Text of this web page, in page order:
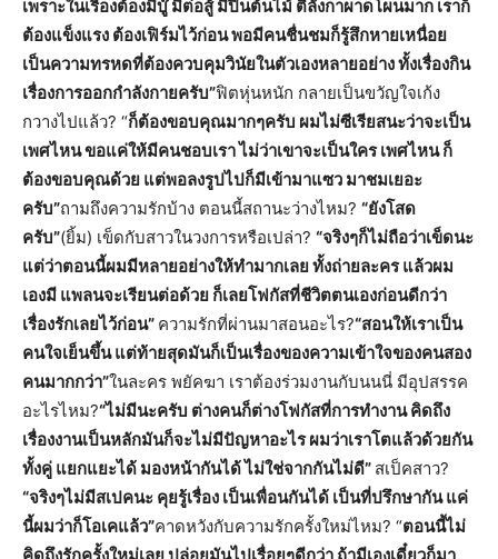
เพราะในเรื่องต้องมีบู๊ มีต่อสู้ มีปีนต้นไม้ ตีลังกาผาดโผนมาก เราก็
ต้องแข็งแรง ต้องเฟิร์มไว้ก่อน พอมีคนชื่นชมก็รู้สึกหายเหนื่อย
เป็นความทรหดที่ต้องควบคุมวินัยในตัวเองหลายอย่าง ทั้งเรื่องกิน
เรื่องการออกกำลังกายครับ”ฟิตหุ่นหนัก กลายเป็นขวัญใจเก้ง
กวางไปแล้ว? “ก็ต้องขอบคุณมากๆครับ ผมไม่ซีเรียสนะว่าจะเป็น
เพศไหน ขอแค่ให้มีคนชอบเรา ไม่ว่าเขาจะเป็นใคร เพศไหน ก็
ต้องขอบคุณด้วย แต่พอลงรูปไปก็มีเข้ามาแซว มาชมเยอะ
ครับ”ถามถึงความรักบ้าง ตอนนี้สถานะว่างไหม? “ยังโสด
ครับ”(ยิ้ม) เข็ดกับสาวในวงการหรือเปล่า? “จริงๆก็ไม่ถือว่าเข็ดนะ
แต่ว่าตอนนี้ผมมีหลายอย่างให้ทำมากเลย ทั้งถ่ายละคร แล้วผม
เองมี แพลนจะเรียนต่อด้วย ก็เลยโฟกัสที่ชีวิตตนเองก่อนดีกว่า
เรื่องรักเลยไว้ก่อน” ความรักที่ผ่านมาสอนอะไร?“สอนให้เราเป็น
คนใจเย็นขึ้น แต่ท้ายสุดมันก็เป็นเรื่องของความเข้าใจของคนสอง
คนมากกว่า”ในละคร พยัคฆา เราต้องร่วมงานกับนนนี่ มีอุปสรรค
อะไรไหม?“ไม่มีนะครับ ต่างคนก็ต่างโฟกัสที่การทำงาน คิดถึง
เรื่องงานเป็นหลักมันก็จะไม่มีปัญหาอะไร ผมว่าเราโตแล้วด้วยกัน
ทั้งคู่ แยกแยะได้ มองหน้ากันได้ ไม่ใช่จากกันไม่ดี” สเป็คสาว?
“จริงๆไม่มีสเปคนะ คุยรู้เรื่อง เป็นเพื่อนกันได้ เป็นที่ปรึกษากัน แค่
นี้ผมว่าก็โอเคแล้ว”คาดหวังกับความรักครั้งใหม่ไหม? “ตอนนี้ไม่